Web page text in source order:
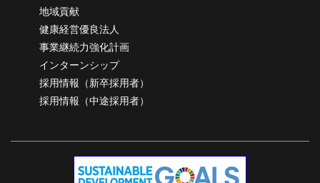
地域貢献
健康経営優良法人
事業継続力強化計画
インターンシップ
採用情報（新卒採用者）
採用情報（中途採用者）